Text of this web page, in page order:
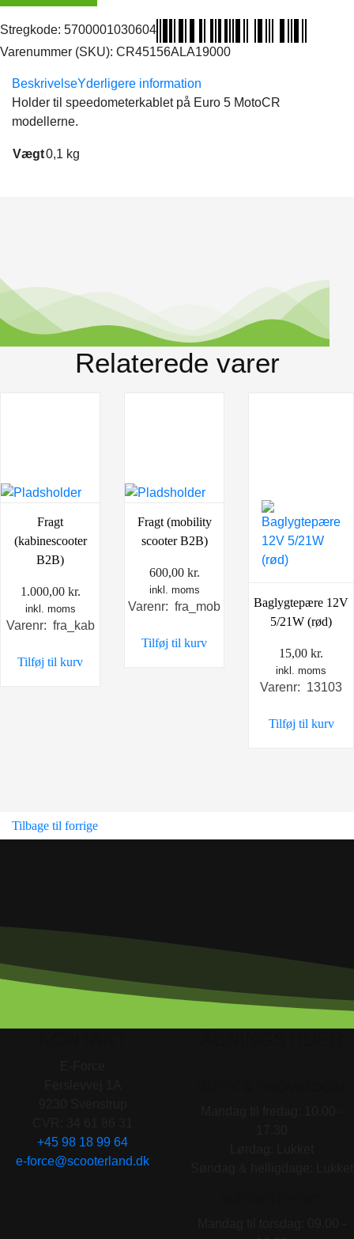
(original)
antal
Stregkode: 5700001030604
Varenummer (SKU): CR45156ALA19000
BeskrivelseYderligere information
Holder til speedometerkablet på Euro 5 MotoCR
modellerne.
Vægt0,1 kg
Relaterede varer
Fragt
(kabinescooter
B2B)
1.000,00 kr.
inkl. moms
Varenr: fra_kab
Tilføj til kurv
Fragt (mobility
scooter B2B)
600,00 kr.
inkl. moms
Varenr: fra_mob
Tilføj til kurv
Baglygtepære 12V
5/21W (rød)
15,00 kr.
inkl. moms
Varenr: 13103
Tilføj til kurv
Tilbage til forrige
+45 98 18 99 64
e-force@scooterland.dk